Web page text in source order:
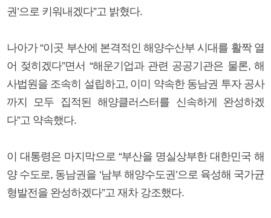
권’으로 키워내겠다”고 밝혔다.
나아가 “이곳 부산에 본격적인 해양수산부 시대를 활짝 열
어 젖히겠다”면서 “해운기업과 관련 공공기관은 물론, 해
사법원을 조속히 설립하고, 이미 약속한 동남권 투자 공사
까지 모두 집적된 해양클러스터를 신속하게 완성하겠
다”고 약속했다.
이 대통령은 마지막으로 “부산을 명실상부한 대한민국 해
양 수도로, 동남권을 ‘남부 해양수도권’으로 육성해 국가균
형발전을 완성하겠다”고 재차 강조했다.